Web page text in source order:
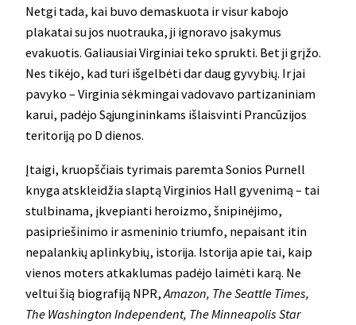
Netgi tada, kai buvo demaskuota ir visur kabojo
plakatai su jos nuotrauka, ji ignoravo įsakymus
evakuotis. Galiausiai Virginiai teko sprukti. Bet ji grįžo.
Nes tikėjo, kad turi išgelbėti dar daug gyvybių. Ir jai
pavyko – Virginia sėkmingai vadovavo partizaniniam
karui, padėjo Sąjungininkams išlaisvinti Prancūzijos
teritoriją po D dienos.
Įtaigi, kruopščiais tyrimais paremta Sonios Purnell
knyga atskleidžia slaptą Virginios Hall gyvenimą – tai
stulbinama, įkvepianti heroizmo, šnipinėjimo,
pasipriešinimo ir asmeninio triumfo, nepaisant itin
nepalankių aplinkybių, istorija. Istorija apie tai, kaip
vienos moters atkaklumas padėjo laimėti karą. Ne
veltui šią biografiją NPR,Amazon, The Seattle Times,
The Washington Independent, The Minneapolis Star